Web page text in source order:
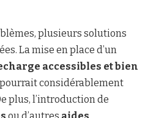
plusieurs solutions
La mise en place d’un
accessibles et bien
considérablement
plus, l’introduction de